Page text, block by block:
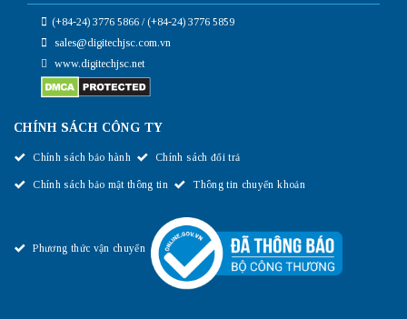
(+84-24) 3776 5866 / (+84-24) 3776 5859
sales@digitechjsc.com.vn
www.digitechjsc.net
CHÍNH SÁCH CÔNG TY
Chính sách bảo hành Chính sách đổi trả
Chính sách bảo mật thông tin Thông tin chuyển khoản
Phương thức vận chuyển